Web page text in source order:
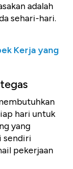
adalah
sehari-hari.
Kerja yang
hari untuk
yang
sendiri
pekerjaan